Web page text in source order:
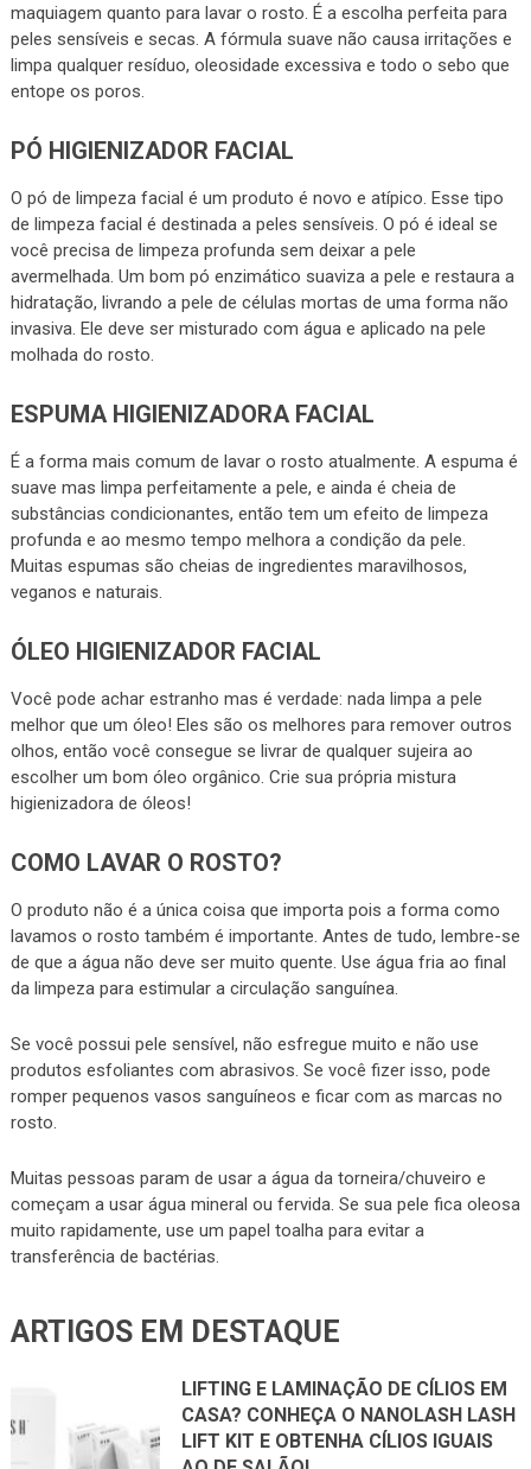
maquiagem quanto para lavar o rosto. É a escolha perfeita para
peles sensíveis e secas. A fórmula suave não causa irritações e
limpa qualquer resíduo, oleosidade excessiva e todo o sebo que
entope os poros.
PÓ HIGIENIZADOR FACIAL
O pó de limpeza facial é um produto é novo e atípico. Esse tipo
de limpeza facial é destinada a peles sensíveis. O pó é ideal se
você precisa de limpeza profunda sem deixar a pele
avermelhada. Um bom pó enzimático suaviza a pele e restaura a
hidratação, livrando a pele de células mortas de uma forma não
invasiva. Ele deve ser misturado com água e aplicado na pele
molhada do rosto.
ESPUMA HIGIENIZADORA FACIAL
É a forma mais comum de lavar o rosto atualmente. A espuma é
suave mas limpa perfeitamente a pele, e ainda é cheia de
substâncias condicionantes, então tem um efeito de limpeza
profunda e ao mesmo tempo melhora a condição da pele.
Muitas espumas são cheias de ingredientes maravilhosos,
veganos e naturais.
ÓLEO HIGIENIZADOR FACIAL
Você pode achar estranho mas é verdade: nada limpa a pele
melhor que um óleo! Eles são os melhores para remover outros
olhos, então você consegue se livrar de qualquer sujeira ao
escolher um bom óleo orgânico. Crie sua própria mistura
higienizadora de óleos!
COMO LAVAR O ROSTO?
O produto não é a única coisa que importa pois a forma como
lavamos o rosto também é importante. Antes de tudo, lembre-se
de que a água não deve ser muito quente. Use água fria ao final
da limpeza para estimular a circulação sanguínea.
Se você possui pele sensível, não esfregue muito e não use
produtos esfoliantes com abrasivos. Se você fizer isso, pode
romper pequenos vasos sanguíneos e ficar com as marcas no
rosto.
Muitas pessoas param de usar a água da torneira/chuveiro e
começam a usar água mineral ou fervida. Se sua pele fica oleosa
muito rapidamente, use um papel toalha para evitar a
transferência de bactérias.
ARTIGOS EM DESTAQUE
LIFTING E LAMINAÇÃO DE CÍLIOS EM
CASA? CONHEÇA O NANOLASH LASH
LIFT KIT E OBTENHA CÍLIOS IGUAIS